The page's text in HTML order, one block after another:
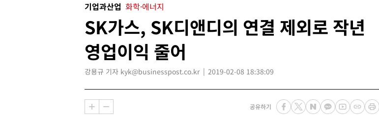
기업과산업 화학·에너지
SK가스, SK디앤디의 연결 제외로 작년
영업이익 줄어
강용규 기자 kyk@businesspost.co.kr 2019-02-08 18:38:09
공유하기